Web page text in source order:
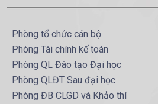
Phòng tổ chức cán bộ
Phòng Tài chính kế toán
Phòng QL Đào tạo Đại học
Phòng QLĐT Sau đại học
Phòng ĐB CLGD và Khảo thí